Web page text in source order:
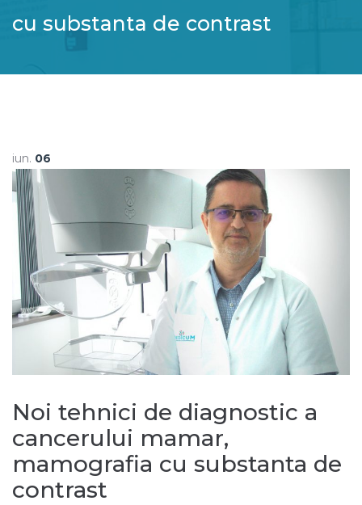
cu substanta de contrast
iun. 06
Noi tehnici de diagnostic a
cancerului mamar,
mamografia cu substanta de
contrast